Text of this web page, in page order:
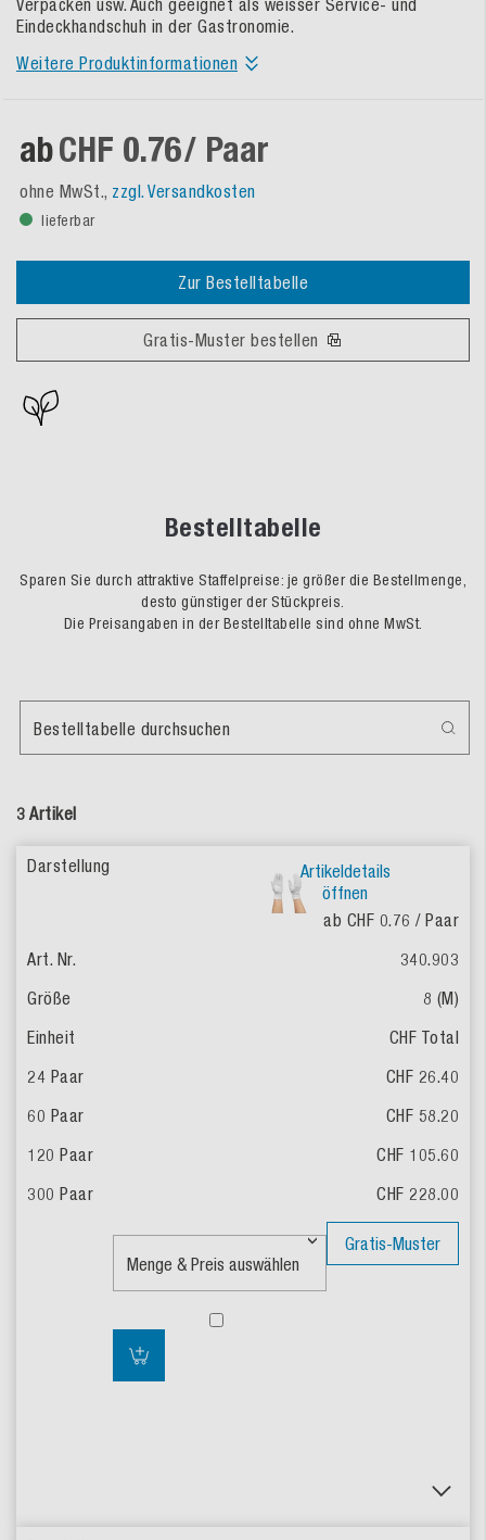
Verpacken usw. Auch geeignet als weisser Service- und
Eindeckhandschuh in der Gastronomie.
Weitere Produktinformationen
abCHF 0.76/ Paar
ohne MwSt., zzgl. Versandkosten
lieferbar
Zur Bestelltabelle
Gratis-Muster bestellen
Bestelltabelle
Sparen Sie durch attraktive Staffelpreise: je größer die Bestellmenge,
desto günstiger der Stückpreis.
Die Preisangaben in der Bestelltabelle sind ohne MwSt.
3 Artikel
Bestelltabelle durchsuchen
Artikeldetails
öffnen
ab CHF 0.76 / Paar
340.903
8 (M)
CHF Total
CHF 26.40
CHF 58.20
CHF 105.60
CHF 228.00
Gratis-Muster